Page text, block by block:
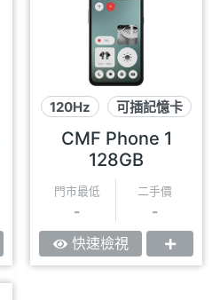
120Hz
可插記憶卡
可拆替換背蓋
CMF Phone 1
128GB
門市最低
-
二手價
-
快速檢視